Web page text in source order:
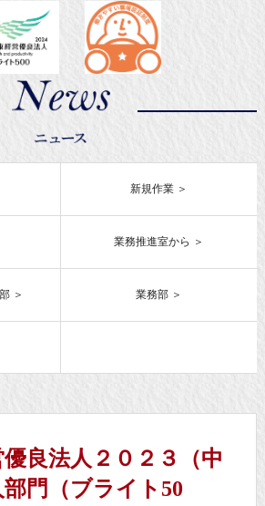
優良法人２０２３（中
門（ブライト50
新規作業
業務推進室から
業務部